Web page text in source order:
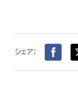
シェア：